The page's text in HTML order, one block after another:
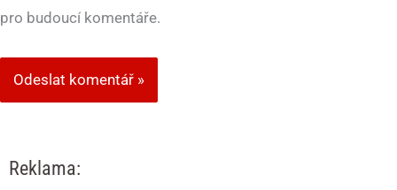
pro budoucí komentáře.
Reklama: